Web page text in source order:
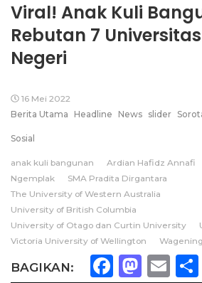
Viral! Anak Kuli
Rebutan 7
Negeri
16 Mei 2022
Berita Utama
Headline News slider
Sosial
anak kuli bangunan Ardian Hafidz Annafi
Ngemplak
SMA Pradita Dirgantara
The University of Western Australia
University of British Columbia
University of Otago dan Curtin University
Victoria University of Wellington
BAGIKAN: